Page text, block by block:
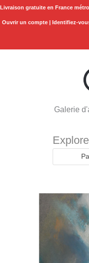
Aller
Livraison gratuite en France
Ouvrir un compte | Identifiez-
Galerie